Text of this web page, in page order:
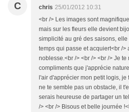
C chris 25/01/2012 10:31
<br /> Les images sont
mais sur les fleurs elle devient
simplicité au gré des saisons,
temps qui passe et acquiert<br />
noblesse.<br /> <br /> <br /> Je
compliments que j'apprécie
l'air d'apprécier mon petit logis,
ne te semble pas un obstacle, il
serais heureuse de partager un
/> <br /> Bisous et belle journée